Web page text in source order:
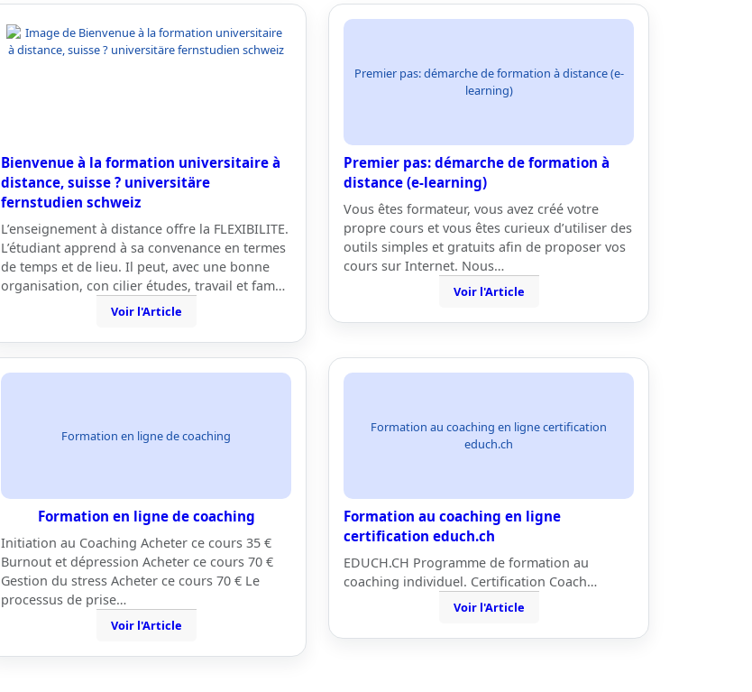
Bienvenue à la formation universitaire à
distance, suisse ? universitäre
fernstudien schweiz
L’enseignement à distance offre la FLEXIBILITE.
L’étudiant apprend à sa convenance en termes
de temps et de lieu. Il peut, avec une bonne
organisation, con cilier études, travail et fam…
Voir l'Article
Premier pas: démarche de formation à distance (e-
learning)
Premier pas: démarche de formation à
distance (e-learning)
Vous êtes formateur, vous avez créé votre
propre cours et vous êtes curieux d’utiliser des
outils simples et gratuits afin de proposer vos
cours sur Internet. Nous…
Voir l'Article
Formation en ligne de coaching
Formation en ligne de coaching
Initiation au Coaching Acheter ce cours 35 €
Burnout et dépression Acheter ce cours 70 €
Gestion du stress Acheter ce cours 70 € Le
processus de prise…
Voir l'Article
Formation au coaching en ligne certification
educh.ch
Formation au coaching en ligne
certification educh.ch
EDUCH.CH Programme de formation au
coaching individuel. Certification Coach…
Voir l'Article